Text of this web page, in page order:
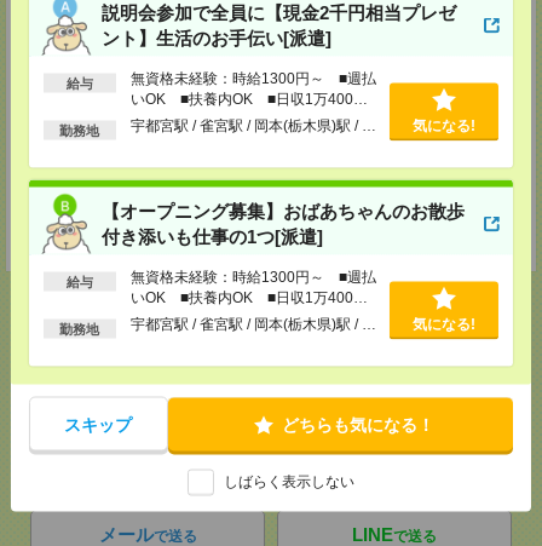
説明会参加で全員に【現金2千円相当プレゼ
ント】生活のお手伝い[派遣]
給与
無資格未経験：時給1300円～ ■週払
いOK ■扶養内OK ■日収1万400円
以上
勤務地 宇都宮駅 / 雀宮駅 / 岡本(栃木県)駅 / … 気になる!
【オープニング募集】おばあちゃんのお散歩
付き添いも仕事の1つ[派遣]
給与
無資格未経験：時給1300円～ ■週払
いOK ■扶養内OK ■日収1万400円
以上
勤務地 宇都宮駅 / 雀宮駅 / 岡本(栃木県)駅 / … 気になる!
スキップ どちらも気になる！
しばらく表示しない
〒320-0811 栃木県宇都宮市大通り1-2-11 フコク生命ビル4F
TEL：0120-921-871
MAIL：worker@nissonet.co.jp
担当：採用担当者
受付可能日時：9:30-19:00 ※電話受付時間⇒9:30-21:00
高崎支社
埼玉県さいたま市大宮区仲町2-23-2 大宮仲町センタービル3F（さいたま
支社内）
TEL：0120-921-871
MAIL：worker@nissonet.co.jp
担当：採用担当者
受付可能日時：9:30-19:00 ※電話受付時間⇒9:30-21:00
応募ページへ
気になる！
メールで送る LINEで送る